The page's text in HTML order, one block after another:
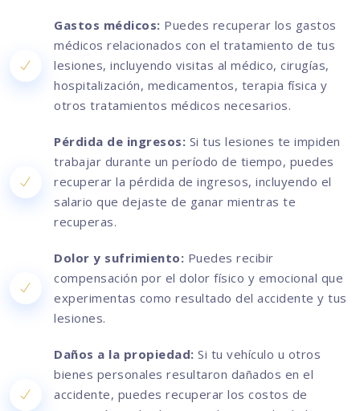
Gastos médicos: Puedes recuperar los gastos
médicos relacionados con el tratamiento de tus
lesiones, incluyendo visitas al médico, cirugías,
hospitalización, medicamentos, terapia física y
otros tratamientos médicos necesarios.
Pérdida de ingresos: Si tus lesiones te impiden
trabajar durante un período de tiempo, puedes
recuperar la pérdida de ingresos, incluyendo el
salario que dejaste de ganar mientras te
recuperas.
Dolor y sufrimiento: Puedes recibir
compensación por el dolor físico y emocional que
experimentas como resultado del accidente y tus
lesiones.
Daños a la propiedad: Si tu vehículo u otros
bienes personales resultaron dañados en el
accidente, puedes recuperar los costos de